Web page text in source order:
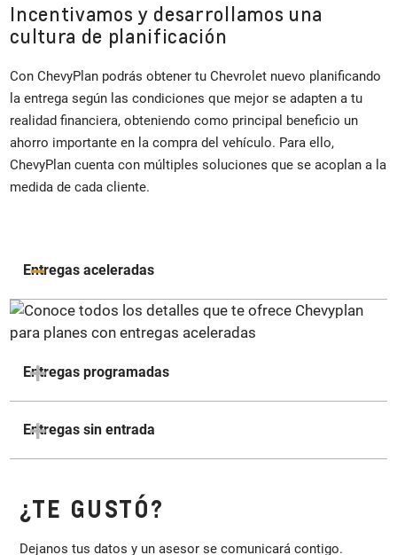
Incentivamos y desarrollamos una
cultura de planificación
Con ChevyPlan podrás obtener tu Chevrolet nuevo planificando
la entrega según las condiciones que mejor se adapten a tu
realidad financiera, obteniendo como principal beneficio un
ahorro importante en la compra del vehículo. Para ello,
ChevyPlan cuenta con múltiples soluciones que se acoplan a la
medida de cada cliente.
Entregas aceleradas
Entregas programadas
Entregas sin entrada
¿TE GUSTÓ?
Dejanos tus datos y un asesor se comunicará contigo.